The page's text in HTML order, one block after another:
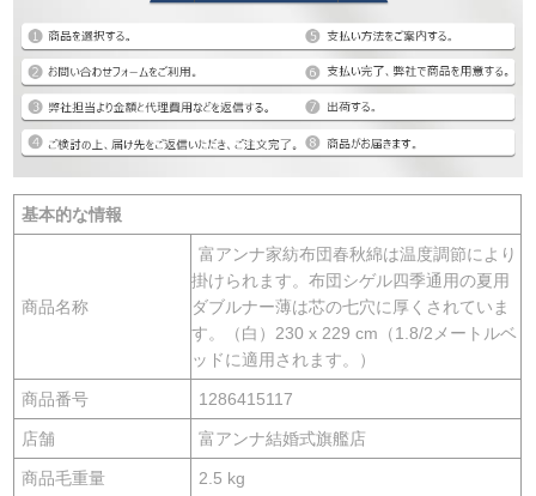
基本的な情報
商品名称
富アンナ家紡布団春秋綿は温度調節により
掛けられます。布団シゲル四季通用の夏用
ダブルナー薄は芯の七穴に厚くされていま
す。（白）230 x 229 cm（1.8/2メートルベ
ッドに適用されます。）
商品番号 1286415117
店舗 富アンナ結婚式旗艦店
商品毛重量 2.5 kg